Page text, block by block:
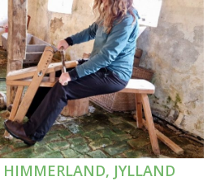
HIMMERLAND, JYLLAND